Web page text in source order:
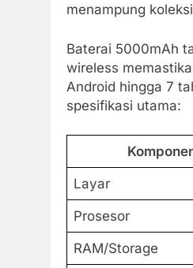
menampung
Baterai 5000mAh
wireless
Android hingga 7
spesifikasi utama:
Layar
Prosesor
RAM/Storage